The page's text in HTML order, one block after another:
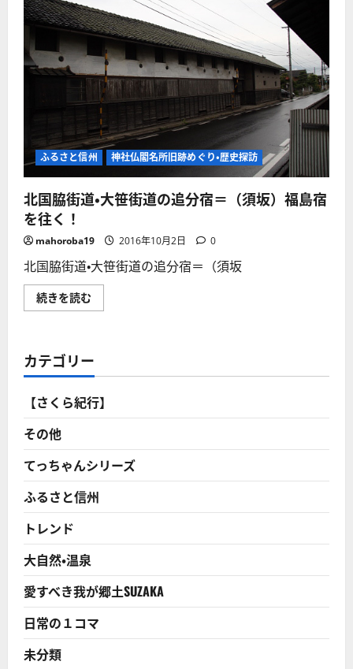
れ
る
こ
と
が
出
来
ま
す
か？
♪
せ
め
て
教
え
♬
道
♪♪
倉
「道
祖
さ
ら
読
む
倉
の
細
農
道
の
差
点
に
花
に
か
こ
ま
れ
た
庚
塔
あ
に
つ
て
む
ふるさと信州 神社仏閣名所旧跡めぐり・歴史探訪
北国脇街道・大笹街道の追分宿＝（須坂）福島宿
を往く！
mahoroba19 2016年10月2日 0
北国脇街道・大笹街道の追分宿＝（須坂
続きを読む
国
笹
街
の
追
分
（須
坂）
福
島
宿
を
往
い
て
さ
ら
に
読
む
カテゴリー
【さくら紀行】
その他
てっちゃんシリーズ
ふるさと信州
トレンド
大自然・温泉
愛すべき我が郷土SUZAKA
日常の１コマ
未分類